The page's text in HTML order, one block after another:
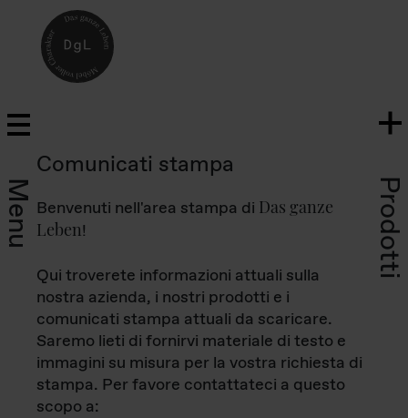
Menu Prodotti
Comunicati stampa
Benvenuti nell'area stampa di Das ganze
Leben!
Qui troverete informazioni attuali sulla
nostra azienda, i nostri prodotti e i
comunicati stampa attuali da scaricare.
Saremo lieti di fornirvi materiale di testo e
immagini su misura per la vostra richiesta di
stampa. Per favore contattateci a questo
scopo a: